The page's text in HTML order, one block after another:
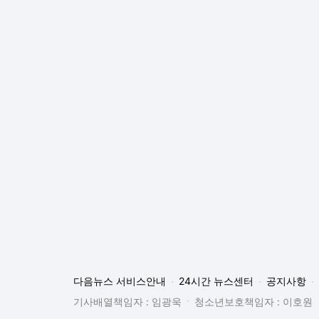
다음뉴스 서비스안내 24시간 뉴스센터 공지사항
기사배열책임자 : 임광욱
청소년보호책임자 : 이호원